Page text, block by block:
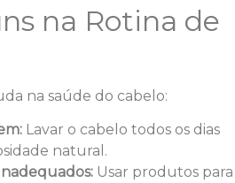
na Rotina de
na saúde do cabelo:
Lavar o cabelo todos os dias
natural.
Usar produtos para